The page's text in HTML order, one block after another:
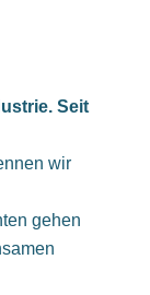
Seit
wir
gehen